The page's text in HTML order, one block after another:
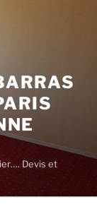
Devis et